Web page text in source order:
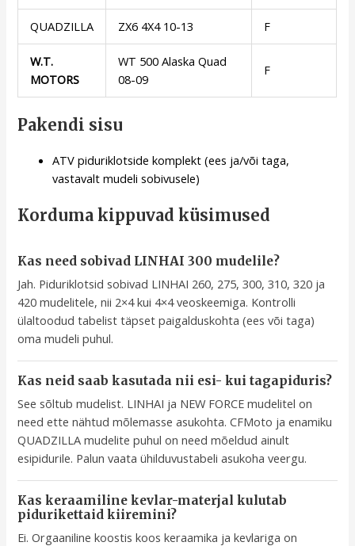
QUADZILLA ZX6 4X4 10-13 F
W.T.
MOTORS
WT 500 Alaska Quad
08-09
F
Pakendi sisu
ATV piduriklotside komplekt (ees ja/või taga,
vastavalt mudeli sobivusele)
Korduma kippuvad küsimused
Kas need sobivad LINHAI 300 mudelile?
Jah. Piduriklotsid sobivad LINHAI 260, 275, 300, 310, 320 ja
420 mudelitele, nii 2×4 kui 4×4 veoskeemiga. Kontrolli
ülaltoodud tabelist täpset paigalduskohta (ees või taga)
oma mudeli puhul.
Kas neid saab kasutada nii esi- kui tagapiduris?
See sõltub mudelist. LINHAI ja NEW FORCE mudelitel on
need ette nähtud mõlemasse asukohta. CFMoto ja enamiku
QUADZILLA mudelite puhul on need mõeldud ainult
esipidurile. Palun vaata ühilduvustabeli asukoha veergu.
Kas keraamiline kevlar-materjal kulutab
pidurikettaid kiiremini?
Ei. Orgaaniline koostis koos keraamika ja kevlariga on